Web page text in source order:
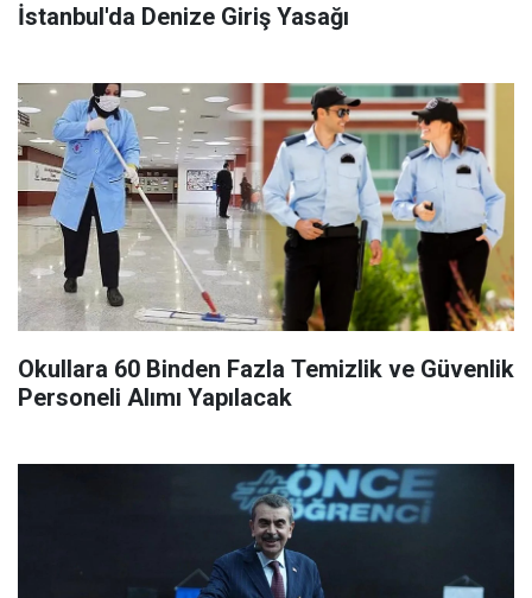
İstanbul'da Denize Giriş Yasağı
Okullara 60 Binden Fazla Temizlik ve Güvenlik
Personeli Alımı Yapılacak